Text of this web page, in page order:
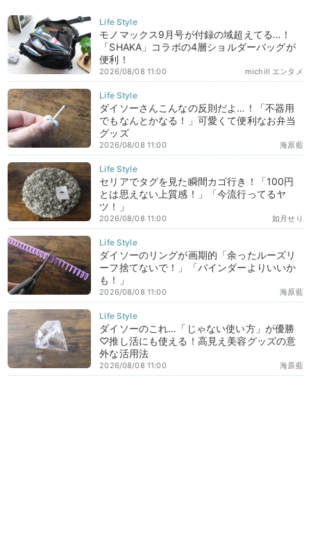
モノマックス9月号が付録の域超えてる…！
「SHAKA」コラボの4層ショルダーバッグが
便利！
michill エンタメ
2026/08/08 11:00
ダイソーさんこんなの反則だよ…！「不器用
でもなんとかなる！」可愛くて便利なお弁当
グッズ
海原藍
2026/08/08 11:00
セリアでタグを見た瞬間カゴ行き！「100円
とは思えない上質感！」「今流行ってるヤ
ツ！」
如月せり
2026/08/08 11:00
ダイソーのリングが画期的「余ったルーズリ
ーフ捨てないで！」「バインダーよりいいか
も！」
海原藍
2026/08/08 11:00
ダイソーのこれ…「じゃない使い方」が優勝
♡推し活にも使える！高見え美容グッズの意
外な活用法
海原藍
2026/08/08 11:00